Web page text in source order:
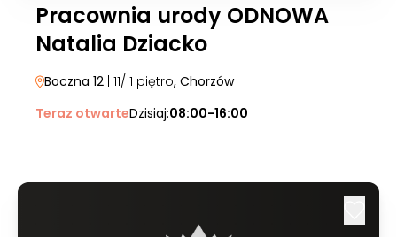
Pracownia urody ODNOWA
Natalia Dziacko
Boczna 12 | 11/ 1 piętro, Chorzów
Teraz otwarteDzisiaj:08:00-16:00